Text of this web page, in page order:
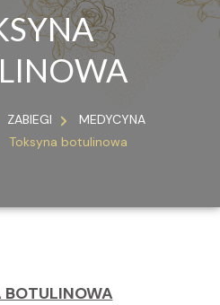
ZABIEGI
MEDYCYNA
Toksyna botulinowa
BOTULINOWA